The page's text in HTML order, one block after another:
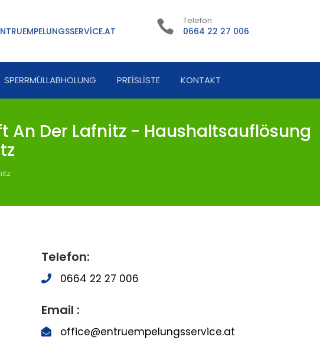
Telefon
0664 22 27 006
SPERRMÜLLABHOLUNG PREISLISTE KONTAKT
An Der Lafnitz - Haushaltsauflösung
Telefon:
0664 22 27 006
Email :
office@entruempelungsservice.at